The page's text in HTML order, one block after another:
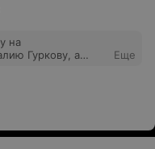
на
Гуркову, а
удобное
Еще